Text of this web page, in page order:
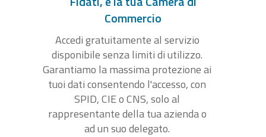
Commercio
Accedi gratuitamente al servizio
disponibile senza limiti di utilizzo.
Garantiamo la massima protezione ai
tuoi dati consentendo l'accesso, con
SPID, CIE o CNS, solo al
rappresentante della tua azienda o
ad un suo delegato.